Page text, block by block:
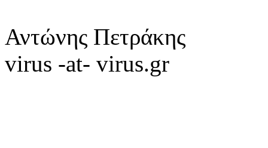
Αντώνης Πετράκης
virus -at- virus.gr